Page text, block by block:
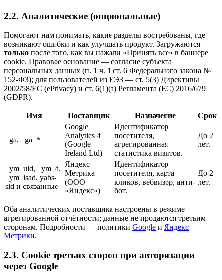
2.2. Аналитические (опциональные)
Помогают нам понимать, какие разделы востребованы, где
возникают ошибки и как улучшать продукт. Загружаются
только после того, как вы нажали «Принять все» в баннере
cookie. Правовое основание — согласие субъекта
персональных данных (п. 1 ч. 1 ст. 6 Федерального закона №
152-ФЗ); для пользователей из ЕЭЗ — ст. 5(3) Директивы
2002/58/EC (ePrivacy) и ст. 6(1)(a) Регламента (ЕС) 2016/679
(GDPR).
Имя Поставщик Назначение Срок
_ga, _ga_*
Google
Analytics 4
(Google
Ireland Ltd)
Идентификатор
посетителя,
агрегированная
статистика визитов.
До 2
лет.
_ym_uid, _ym_d,
_ym_isad, yabs-
sid и связанные
Яндекс
Метрика
(ООО
«Яндекс»)
Идентификатор
посетителя, карта
кликов, вебвизор, анти-
бот.
До 2
лет.
Оба аналитических поставщика настроены в режиме
агрегированной отчётности; данные не продаются третьим
сторонам. Подробности — политики Google и Яндекс
Метрики.
2.3. Cookie третьих сторон при авторизации
через Google